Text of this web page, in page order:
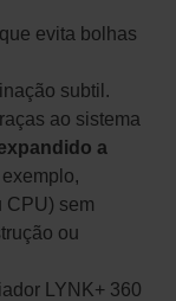
que evita bolhas
subtil.
ao sistema
a
CPU) sem
ou
LYNK+ 360